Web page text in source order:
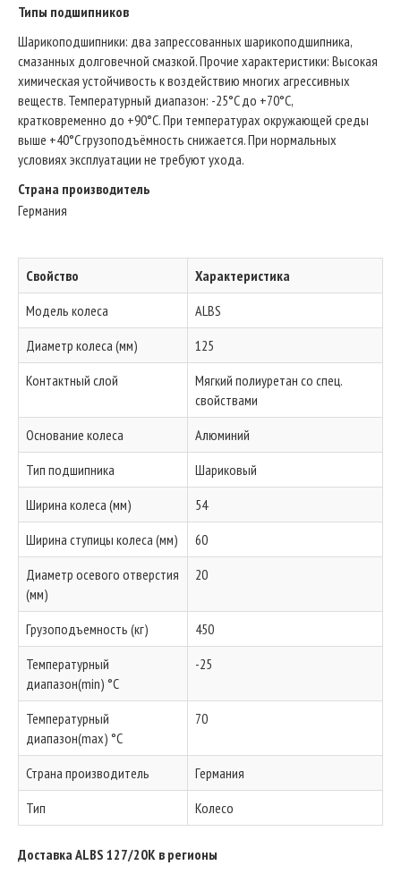
Типы подшипников
Шарикоподшипники: два запрессованных шарикоподшипника,
смазанных долговечной смазкой. Прочие характеристики: Высокая
химическая устойчивость к воздействию многих агрессивных
веществ. Температурный диапазон: -25°C до +70°C,
кратковременно до +90°C. При температурах окружающей среды
выше +40°C грузоподъёмность снижается. При нормальных
условиях эксплуатации не требуют ухода.
Страна производитель
Германия
Свойство
Характеристика
Модель колеса
ALBS
Диаметр колеса (мм)
125
Контактный слой
Мягкий полиуретан со спец.
свойствами
Основание колеса
Алюминий
Тип подшипника
Шариковый
Ширина колеса (мм)
54
Ширина ступицы колеса (мм)
60
Диаметр осевого отверстия
(мм)
20
Грузоподъемность (кг)
450
Температурный
диапазон(min) °C
-25
Температурный
диапазон(max) °C
70
Страна производитель
Германия
Тип
Колесо
Доставка ALBS 127/20K в регионы